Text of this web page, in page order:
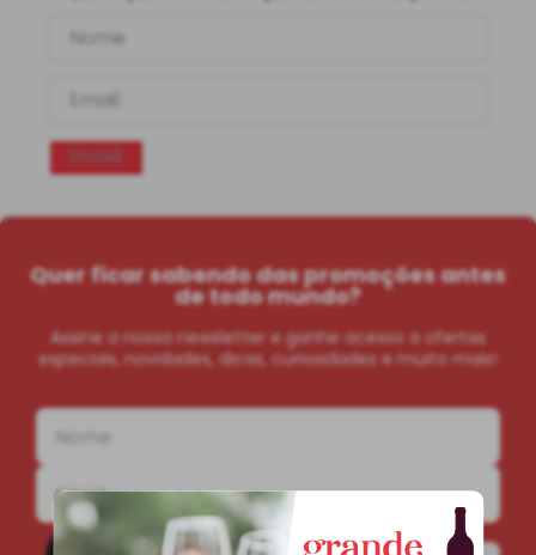
Quer ficar sabendo das promoções antes
de todo mundo?
Assine a nossa newsletter e ganhe acesso a ofertas
especiais, novidades, dicas, curiosidades e muito mais!